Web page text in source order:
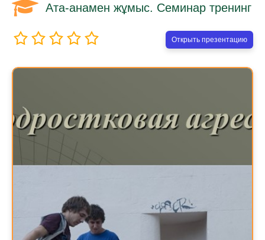
Ата-анамен жұмыс. Семинар тренинг
Открыть презентацию